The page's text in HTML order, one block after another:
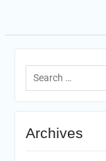
Search
for:
Archives